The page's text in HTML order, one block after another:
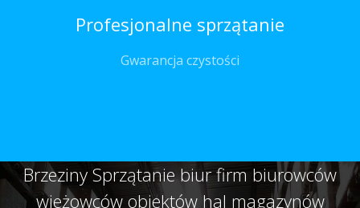
Profesjonalne sprzątanie
Gwarancja czystości
Brzeziny Sprzątanie biur firm biurowców
wieżowców obiektów hal magazynów